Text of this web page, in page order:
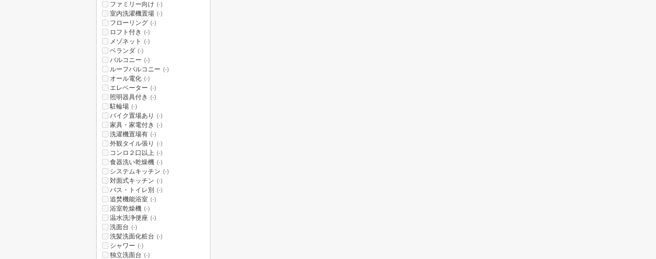
ファミリー向け (-)
室内洗濯機置場 (-)
フローリング (-)
ロフト付き (-)
メゾネット (-)
ベランダ (-)
バルコニー (-)
ルーフバルコニー (-)
オール電化 (-)
エレベーター (-)
照明器具付き (-)
駐輪場 (-)
バイク置場あり (-)
家具・家電付き (-)
洗濯機置場有 (-)
外観タイル張り (-)
コンロ２口以上 (-)
食器洗い乾燥機 (-)
システムキッチン (-)
対面式キッチン (-)
バス・トイレ別 (-)
追焚機能浴室 (-)
浴室乾燥機 (-)
温水洗浄便座 (-)
洗面台 (-)
洗髪洗面化粧台 (-)
シャワー (-)
独立洗面台 (-)